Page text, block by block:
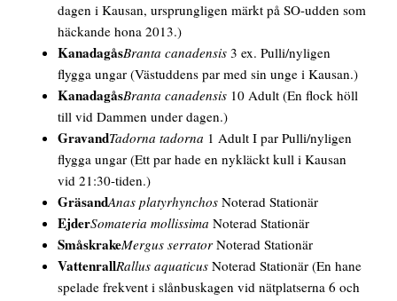
dagen i Kausan, ursprungligen märkt på SO-udden som
häckande hona 2013.)
KanadagåsBranta canadensis 3 ex. Pulli/nyligen
flygga ungar(Västuddens par med sin unge i Kausan.)
KanadagåsBranta canadensis 10 Adult(En flock höll
till vid Dammen under dagen.)
GravandTadorna tadorna 1 AdultI par Pulli/nyligen
flygga ungar(Ett par hade en nykläckt kull i Kausan
vid 21:30-tiden.)
GräsandAnas platyrhynchos Noterad Stationär
EjderSomateria mollissima Noterad Stationär
SmåskrakeMergus serratorNoterad Stationär
VattenrallRallus aquaticus Noterad Stationär(En hane
spelade frekvent i slånbuskagen vid nätplatserna 6 och